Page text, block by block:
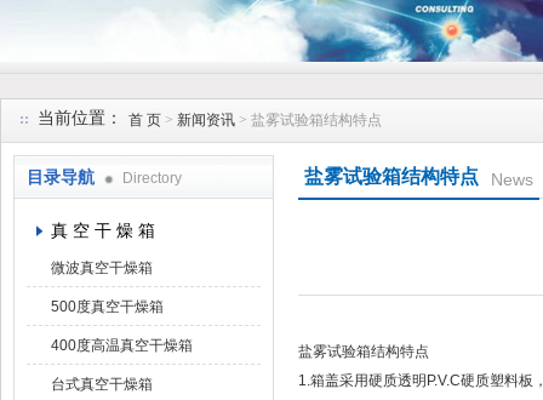
当前位置： 首 页 > 新闻资讯 > 盐雾试验箱结构特点
目录导航 Directory
真 空 干 燥 箱
微波真空干燥箱
500度真空干燥箱
400度高温真空干燥箱
台式真空干燥箱
盐雾试验箱结构特点 News
盐雾试验箱结构特点
1.箱盖采用硬质透明P.V.C硬质塑料板